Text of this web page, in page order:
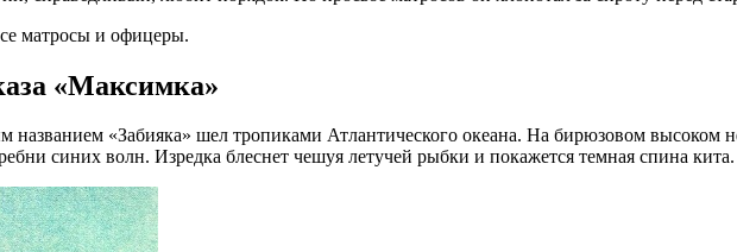
матросы и офицеры.
«Максимка»
«Забияка» шел тропиками Атлантического океана. На бирюзовом высоком
синих волн. Изредка блеснет чешуя летучей рыбки и покажется темная спина кита.